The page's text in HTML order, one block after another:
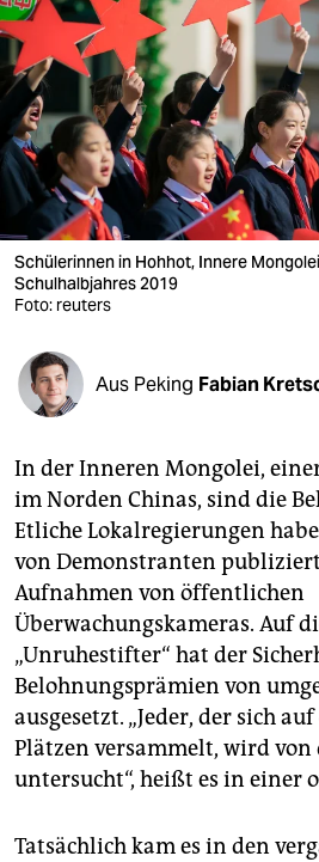
sport
berlin
nord
wahrheit
verlag
verlag
shop
fragen & hilfe
unterstützen
abo
genossenschaft
epaper login
Schülerinnen in Hohhot, Innere
Schulhalbjahres 2019
Foto: reuters
Aus Peking Fabian
In der Inneren Mongolei,
im Norden Chinas, sind die
Etliche Lokalregierungen
von Demonstranten
Aufnahmen von öffentlichen
Überwachungskameras. Auf
„Unruhestifter“ hat der
Belohnungsprämien von
ausgesetzt. „Jeder, der sich
Plätzen versammelt, wird von
untersucht“, heißt es in einer
Tatsächlich kam es in den